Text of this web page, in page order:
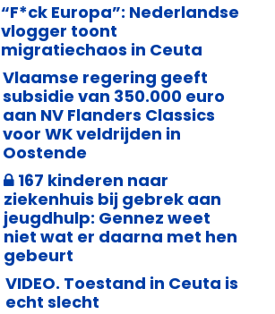
“F*ck Europa”: Nederlandse
vlogger toont
migratiechaos in Ceuta
Vlaamse regering geeft
subsidie van 350.000 euro
aan NV Flanders Classics
voor WK veldrijden in
Oostende
167 kinderen naar
ziekenhuis bij gebrek aan
jeugdhulp: Gennez weet
niet wat er daarna met hen
gebeurt
VIDEO. Toestand in Ceuta is
echt slecht